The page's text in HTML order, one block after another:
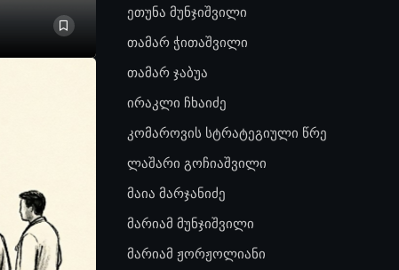
ეთუნა მუნჯიშვილი
თამარ ჭითაშვილი
თამარ ჯაბუა
ირაკლი ჩხაიძე
კომაროვის სტრატეგიული წრე
ლაშარი გოჩიაშვილი
მაია მარჯანიძე
მარიამ მუნჯიშვილი
მარიამ ჟორჟოლიანი